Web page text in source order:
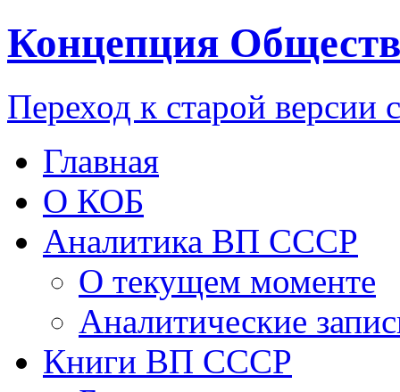
Концепция
Переход к старой версии
Главная
О КОБ
Аналитика ВП СССР
О текущем моменте
Аналитические
Книги ВП СССР